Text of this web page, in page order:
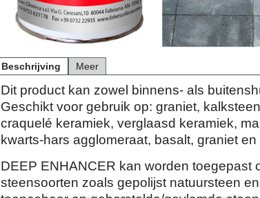
Beschrijving Meer
Dit product kan zowel binnens- als
Geschikt voor gebruik op: graniet,
craquelé keramiek, verglaasd keramiek,
kwarts-hars agglomeraat, basalt, graniet en
DEEP ENHANCER kan worden toegepast
steensoorten zoals gepolijst natuursteen